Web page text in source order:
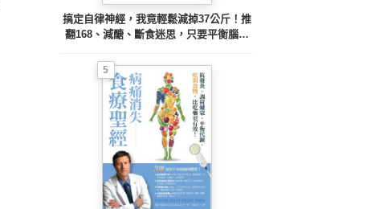
搞定自律神經，我竟輕鬆減掉37公斤！推
翻168、減醣、斷食迷思，只要平衡腦內
5